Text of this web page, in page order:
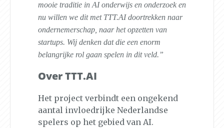
mooie traditie in AI onderwijs en onderzoek en
nu willen we dit met TTT.AIdoortrekken naar
ondernemerschap, naar het opzetten van
startups. Wij denken dat die een enorm
belangrijke rol gaan spelen in dit veld.”
Over TTT.AI
Het project verbindt een ongekend
aantal invloedrijke Nederlandse
spelers op het gebied van AI.